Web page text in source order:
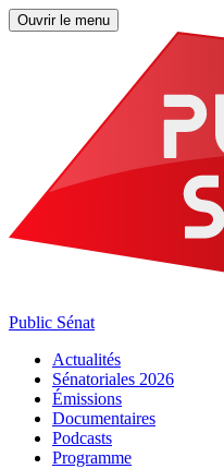
Ouvrir le menu
Public Sénat
Actualités
Sénatoriales 2026
Émissions
Documentaires
Podcasts
Programme